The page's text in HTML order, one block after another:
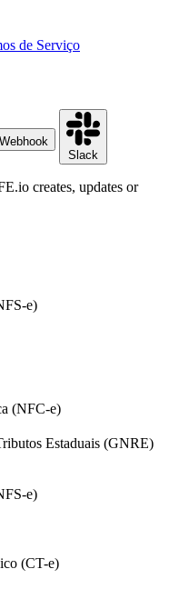
de Serviço
Webhook
Slack
creates, updates or
e)
(NFC-e)
Estaduais (GNRE)
e)
(CT-e)